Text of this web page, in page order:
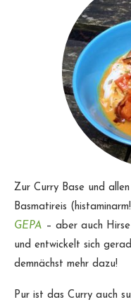
Zur Curry Base und
Basmatireis
GEPA – aber auch
und entwickelt sich
demnächst mehr dazu!
Pur ist das Curry auch